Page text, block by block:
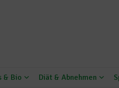
& Bio Diät & Abnehmen